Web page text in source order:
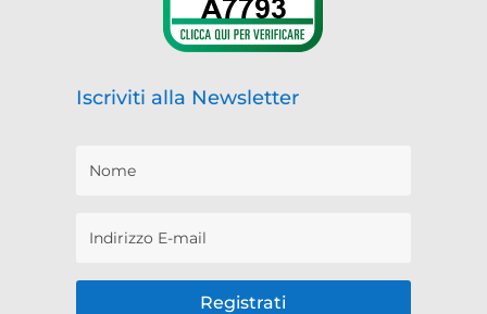
Iscriviti alla Newsletter
Registrati